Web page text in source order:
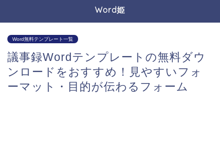
Word姫
Word無料テンプレート一覧
議事録Wordテンプレートの無料ダウ
ンロードをおすすめ！見やすいフォ
ーマット・目的が伝わるフォーム